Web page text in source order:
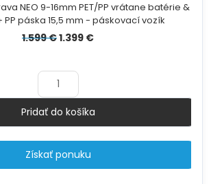
NEO 9-16mm PET/PP vrátane batérie &
páska 15,5 mm - páskovací vozík
1.599€Pôvodná
1.599 €.
1.399 €Aktuálna
Množstvo
Pridať do košíka
Získať ponuku